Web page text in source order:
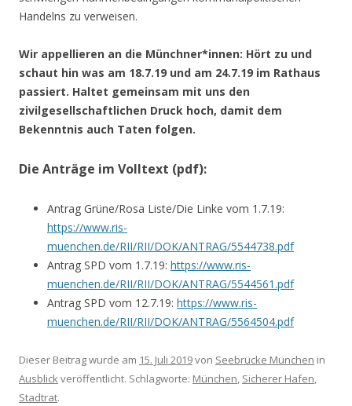
Handelns zu verweisen.
Wir appellieren an die Münchner*innen: Hört zu und
schaut hin was am 18.7.19 und am 24.7.19 im Rathaus
passiert. Haltet gemeinsam mit uns den
zivilgesellschaftlichen Druck hoch, damit dem
Bekenntnis auch Taten folgen.
Die Anträge im Volltext (pdf):
Antrag Grüne/Rosa Liste/Die Linke vom 1.7.19:
https://www.ris-
muenchen.de/RII/RII/DOK/ANTRAG/5544738.pdf
Antrag SPD vom 1.7.19: https://www.ris-
muenchen.de/RII/RII/DOK/ANTRAG/5544561.pdf
Antrag SPD vom 12.7.19: https://www.ris-
muenchen.de/RII/RII/DOK/ANTRAG/5564504.pdf
Dieser Beitrag wurde am 15. Juli 2019von Seebrücke München in
Ausblickveröffentlicht. Schlagworte: München, Sicherer Hafen,
Stadtrat.